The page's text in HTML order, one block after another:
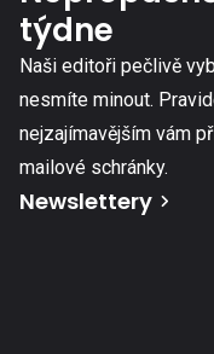
týdne
Naši editoři pečlivě
nesmíte minout.
nejzajímavějším vám
mailové schránky.
Newslettery